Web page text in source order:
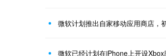
微软计划推出自家移动应用商店，
微软已经计划在iPhone上开设